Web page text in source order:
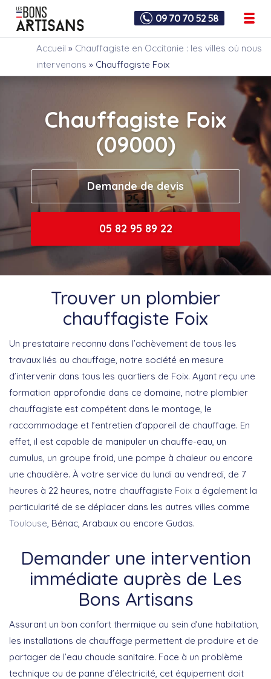
09 70 70 52 58
Accueil » Chauffagiste en Occitanie : les villes où nous
intervenons » Chauffagiste Foix
Chauffagiste Foix
(09000)
Demande de devis
05 82 95 89 22
Trouver un plombier
chauffagiste Foix
Un prestataire reconnu dans l’achèvement de tous les
travaux liés au chauffage, notre société en mesure
d’intervenir dans tous les quartiers de Foix. Ayant reçu une
formation approfondie dans ce domaine, notre plombier
chauffagiste est compétent dans le montage, le
raccommodage et l’entretien d’appareil de chauffage. En
effet, il est capable de manipuler un chauffe-eau, un
cumulus, un groupe froid, une pompe à chaleur ou encore
une chaudière. À votre service du lundi au vendredi, de 7
heures à 22 heures, notre chauffagiste Foix a également la
particularité de se déplacer dans les autres villes comme
Toulouse , Bénac, Arabaux ou encore Gudas.
Demander une intervention
immédiate auprès de Les
Bons Artisans
Assurant un bon confort thermique au sein d’une habitation,
les installations de chauffage permettent de produire et de
partager de l’eau chaude sanitaire. Face à un problème
technique ou de panne d’électricité, cet équipement doit